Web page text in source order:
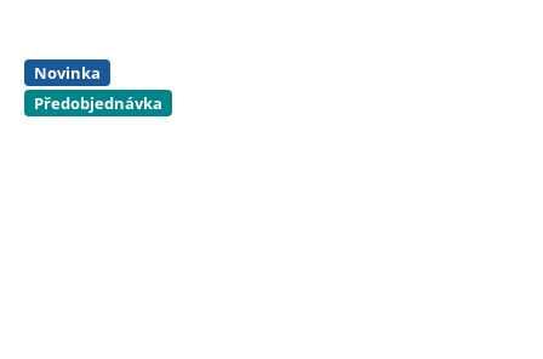
Novinka
Předobjednávka